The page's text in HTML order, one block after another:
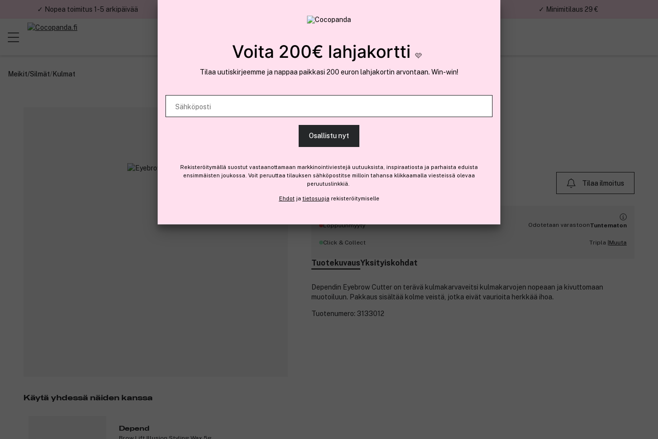
✓ Nopea toimitus 1-5 arkipäivää ✓ Minimitilaus 29 €
Meikit/Silmät/Kulmat
Depend
Eyebrow Cutter
5,40 €
Ennen: 5,70 € 1,80 € / kpl
Tilaa ilmoitus
Loppuunmyyty Odotetaan varastoonTuntematon
Click & Collect Tripla | Muuta
TuotekuvausYksityiskohdat
Dependin Eyebrow Cutter on terävä kulmakarvaveitsi kulmakarvojen nopeaan ja kivuttomaan
muotoiluun. Pakkaus sisältää kolme veistä, jotka eivät vaurioita herkkää ihoa.
Tuotenumero: 3133012
Käytä yhdessä näiden kanssa
Depend
Voita 200€ lahjakortti 🩷
Tilaa uutiskirjeemme ja nappaa paikkasi 200 euron lahjakortin arvontaan. Win-win!
Sähköposti
Osallistu nyt
Rekisteröitymällä suostut vastaanottamaan markkinointiviestejä uutuuksista, inspiraatiosta ja parhaista eduista
ensimmäisten joukossa. Voit peruuttaa tilauksen sähköpostitse milloin tahansa klikkaamalla viesteissä olevaa
peruutuslinkkiä.
Ehdotja tietosuoja rekisteröitymiselle